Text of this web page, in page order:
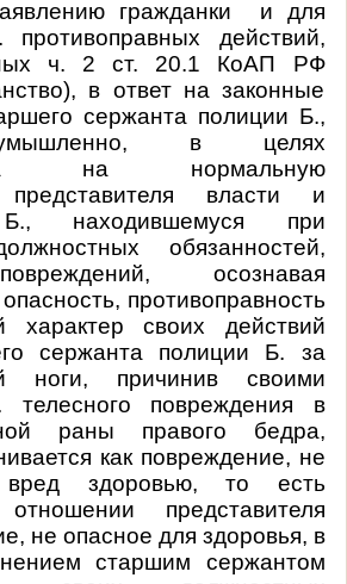
гражданки и для
противоправных действий,
ч. 2 ст. 20.1 КоАП РФ
в ответ на законные
сержанта полиции Б.,
в целях
на нормальную
представителя власти и
Б., находившемуся при
обязанностей,
осознавая
противоправность
характер своих действий
сержанта полиции Б. за
ноги, причинив своими
телесного повреждения в
раны правого бедра,
как повреждение, не
вред здоровью, то есть
представителя
не опасное для здоровья, в
старшим сержантом